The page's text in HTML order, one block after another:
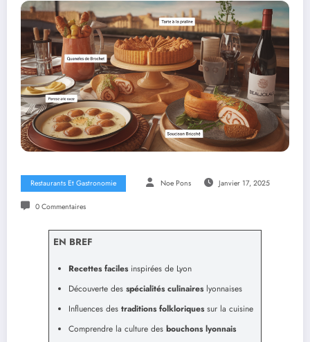
Restaurants Et Gastronomie Noe Pons Janvier 17, 2025
0 Commentaires
EN BREF
Recettes facilesinspirées de Lyon
Découverte des spécialités culinaireslyonnaises
Influences des traditions folkloriquessur la cuisine
Comprendre la culture des bouchons lyonnais